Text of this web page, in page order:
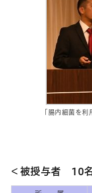
「腸内細菌を利
＜被授与者 10